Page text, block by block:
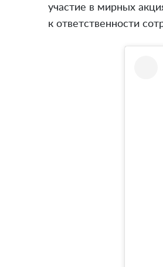
участие в мирных
к ответственности